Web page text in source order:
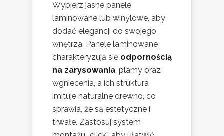
Wybierz jasne panele
laminowane lub winylowe, aby
dodać elegancji do swojego
wnętrza. Panele laminowane
charakteryzują się odpornością
na zarysowania, plamy oraz
wgniecenia, a ich struktura
imituje naturalne drewno, co
sprawia, że są estetyczne i
trwałe. Zastosuj system